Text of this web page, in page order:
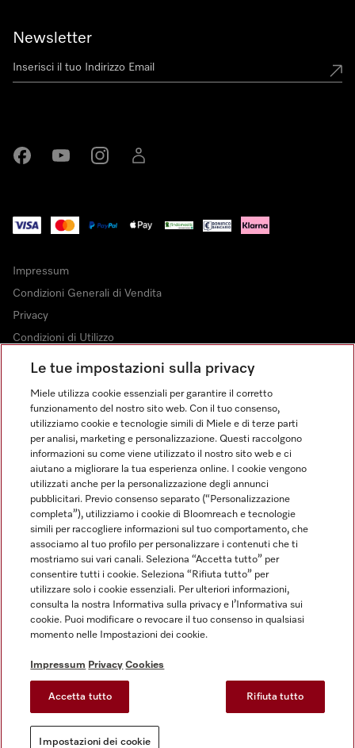
Newsletter
Impressum
Condizioni Generali di Vendita
Privacy
Condizioni di Utilizzo
Dichiarazione di Accessibilità
Legge sui servizi digitali
Impostazioni dei cookie
FINANZIAMENTO FINO A 50 MESI CON OPZIONE 10 E TASSO
ZERO
Messaggio pubblicitario con finalità promozionale. Offerta di credito
finalizzato valida dal 08/01/2026 al 20/07/2026 da 10 a 50 mesi come da
esempi rappresentativi: Tasso Zero in 10 mesi per importi a partire da 199€. Es:
Prezzo del bene € 1.000, TAN fisso 0,00%, TAEG 0,00% in 10 rate da € 100.
Spese e costi accessori azzerati. Totale del credito e dovuto € 1000,00. Tasso
Agevolato in 30 mesi, per importi a partire da 240€. Es: Prezzo del bene €
1500, TAN fisso 4,99%, TAEG 5,10% in 30 rate da € 53,29; Spese e costi
Prezzo del bene € 2000, TAN fisso 9,55%, TAEG 9,98% in 50 rate da €
48,64; Spese e costi accessori azzerati. Totale del credito: € 2000, totale
dovuto dal Consumatore: € 2.432. Per tutte le condizioni economiche e
credito, in esclusiva.
Le tue impostazioni sulla privacy
Miele utilizza cookie essenziali per garantire il corretto
funzionamento del nostro sito web. Con il tuo consenso,
utilizziamo cookie e tecnologie simili di Miele e di terze parti
per analisi, marketing e personalizzazione. Questi raccolgono
informazioni su come viene utilizzato il nostro sito web e ci
aiutano a migliorare la tua esperienza online. I cookie vengono
utilizzati anche per la personalizzazione degli annunci
pubblicitari. Previo consenso separato (“Personalizzazione
completa”), utilizziamo i cookie di Bloomreach e tecnologie
simili per raccogliere informazioni sul tuo comportamento, che
associamo al tuo profilo per personalizzare i contenuti che ti
mostriamo sui vari canali. Seleziona “Accetta tutto” per
consentire tutti i cookie. Seleziona “Rifiuta tutto” per
utilizzare solo i cookie essenziali. Per ulteriori informazioni,
consulta la nostra Informativa sulla privacy e l’Informativa sui
cookie. Puoi modificare o revocare il tuo consenso in qualsiasi
momento nelle Impostazioni dei cookie.
Impressum Privacy Cookies
Accetta tutto Rifiuta tutto
Impostazioni dei cookie